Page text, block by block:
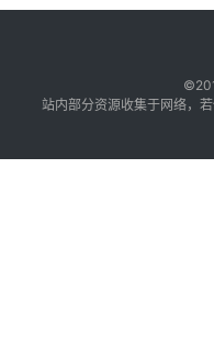
站内部分资源收集于网络，